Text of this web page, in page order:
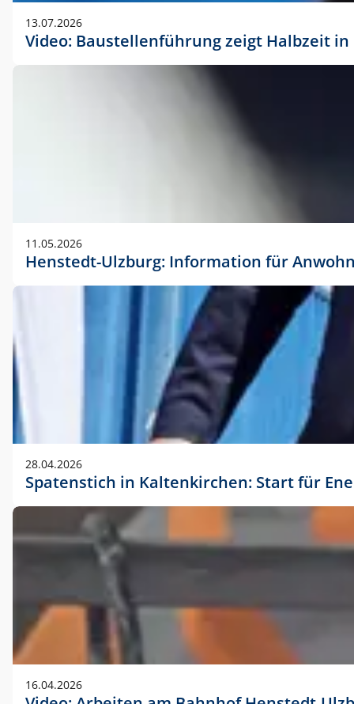
13.07.2026
Video: Baustellenführung zeigt Halbzeit
11.05.2026
Henstedt-Ulzburg: Information für
28.04.2026
Spatenstich in Kaltenkirchen: Start für
16.04.2026